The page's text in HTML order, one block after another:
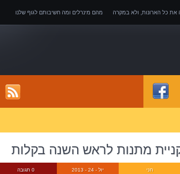
את כל הארונות, ולא במקרה מהם מינרלים ומה חשיבותם לגוף שלנו
מתנות לראש השנה בקלות
0 תגובה יול - 24 - 2013 חני